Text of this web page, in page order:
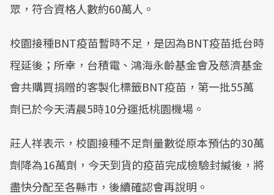
眾，符合資格人數約60萬人。
校園接種BNT疫苗暫時不足，是因為BNT疫苗抵台時
程延後；所幸，台積電、鴻海永齡基金會及慈濟基金
會共購買捐贈的客製化標籤BNT疫苗，第一批55萬
劑已於今天清晨5時10分運抵桃園機場。
莊人祥表示，校園接種不足劑量數從原本預估的30萬
劑降為16萬劑，今天到貨的疫苗完成檢驗封緘後，將
盡快分配至各縣市，後續確認會再說明。